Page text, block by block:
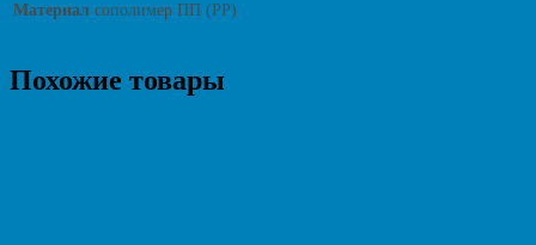
Материал сополимер ПП (PP)
Похожие товары